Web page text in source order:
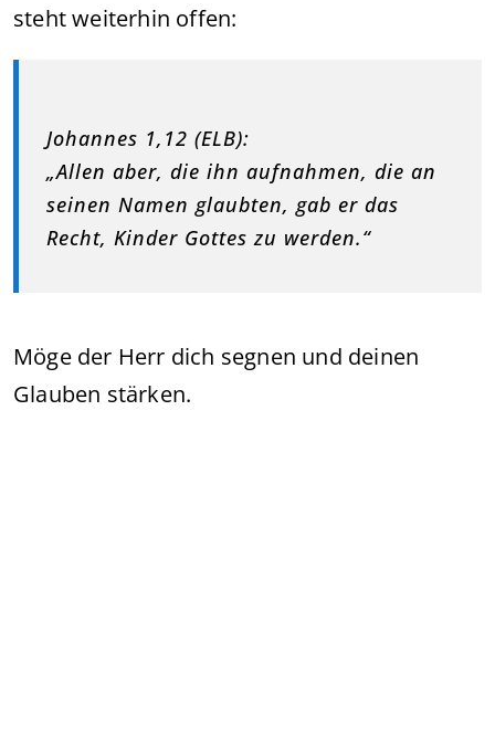
steht weiterhin offen:
Johannes 1,12 (ELB):
„Allen aber, die ihn aufnahmen, die an
seinen Namen glaubten, gab er das
Recht, Kinder Gottes zu werden.“
Möge der Herr dich segnen und deinen
Glauben stärken.